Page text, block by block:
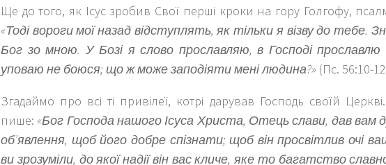
Ще до того, як Ісус зробив Свої перші кроки на гору Голгофу,
«Тоді вороги мої назад відступлять, як тільки я візву до тебе.
Бог зо мною. У Бозі я слово прославляю, в Господі
уповаю не боюся; що ж може заподіяти мені людина?» (Пс. 56:10-
Згадаймо про всі ті привілеї, котрі дарував Господь своїй
пише:«Бог Господа нашого Ісуса Христа, Отець слави, дав вам
об’явлення, щоб його добре спізнати; щоб він просвітлив очі
ви зрозуміли, до якої надії він вас кличе, яке то багатство